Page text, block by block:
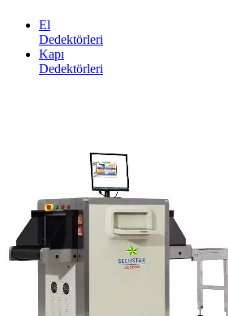
El
Dedektörleri
Kapı
Dedektörleri